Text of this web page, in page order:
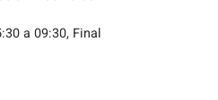
a 09:30, Final